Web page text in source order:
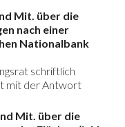
Mit. über die
nach einer
Nationalbank
schriftlich
mit der Antwort
Mit. über die